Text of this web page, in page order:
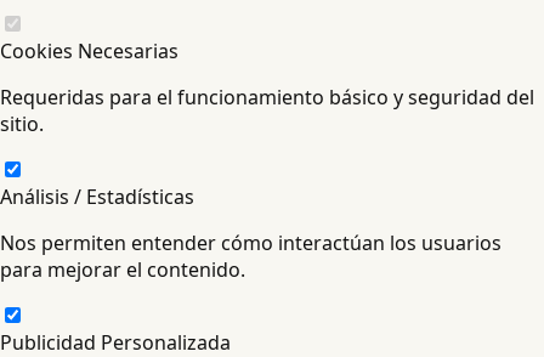
Cookies Necesarias
Requeridas para el funcionamiento básico y seguridad del
sitio.
Análisis / Estadísticas
Nos permiten entender cómo interactúan los usuarios
para mejorar el contenido.
Publicidad Personalizada